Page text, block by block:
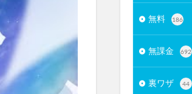
無料 186
無課金 692
裏ワザ 44